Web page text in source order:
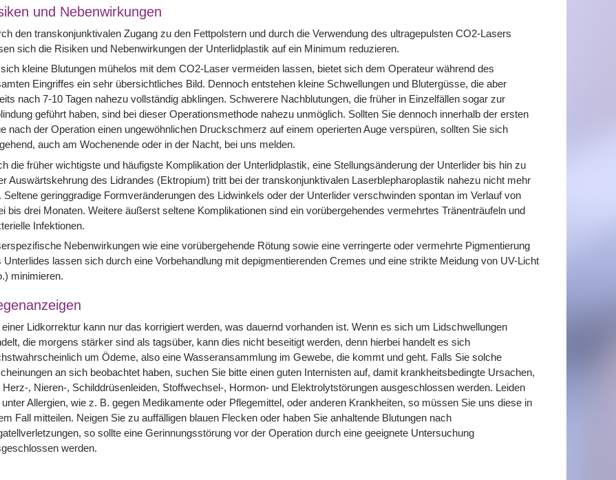
und Nebenwirkungen
den transkonjunktivalen Zugang zu den Fettpolstern und durch die Verwendung des ultragepulsten CO2-Lasers
sich die Risiken und Nebenwirkungen der Unterlidplastik auf ein Minimum reduzieren.
kleine Blutungen mühelos mit dem CO2-Laser vermeiden lassen, bietet sich dem Operateur während des
Eingriffes ein sehr übersichtliches Bild. Dennoch entstehen kleine Schwellungen und Blutergüsse, die aber
nach 7-10 Tagen nahezu vollständig abklingen. Schwerere Nachblutungen, die früher in Einzelfällen sogar zur
geführt haben, sind bei dieser Operationsmethode nahezu unmöglich. Sollten Sie dennoch innerhalb der ersten
nach der Operation einen ungewöhnlichen Druckschmerz auf einem operierten Auge verspüren, sollten Sie sich
auch am Wochenende oder in der Nacht, bei uns melden.
die früher wichtigste und häufigste Komplikation der Unterlidplastik, eine Stellungsänderung der Unterlider bis hin zu
Auswärtskehrung des Lidrandes (Ektropium) tritt bei der transkonjunktivalen Laserblepharoplastik nahezu nicht mehr
Seltene geringgradige Formveränderungen des Lidwinkels oder der Unterlider verschwinden spontan im Verlauf von
bis drei Monaten. Weitere äußerst seltene Komplikationen sind ein vorübergehendes vermehrtes Tränenträufeln und
Infektionen.
Nebenwirkungen wie eine vorübergehende Rötung sowie eine verringerte oder vermehrte Pigmentierung
Unterlides lassen sich durch eine Vorbehandlung mit depigmentierenden Cremes und eine strikte Meidung von UV-Licht
minimieren.
einer Lidkorrektur kann nur das korrigiert werden, was dauernd vorhanden ist. Wenn es sich um Lidschwellungen
die morgens stärker sind als tagsüber, kann dies nicht beseitigt werden, denn hierbei handelt es sich
um Ödeme, also eine Wasseransammlung im Gewebe, die kommt und geht. Falls Sie solche
an sich beobachtet haben, suchen Sie bitte einen guten Internisten auf, damit krankheitsbedingte Ursachen,
Herz-, Nieren-, Schilddrüsenleiden, Stoffwechsel-, Hormon- und Elektrolytstörungen ausgeschlossen werden. Leiden
unter Allergien, wie z. B. gegen Medikamente oder Pflegemittel, oder anderen Krankheiten, so müssen Sie uns diese in
Fall mitteilen. Neigen Sie zu auffälligen blauen Flecken oder haben Sie anhaltende Blutungen nach
so sollte eine Gerinnungsstörung vor der Operation durch eine geeignete Untersuchung
werden.